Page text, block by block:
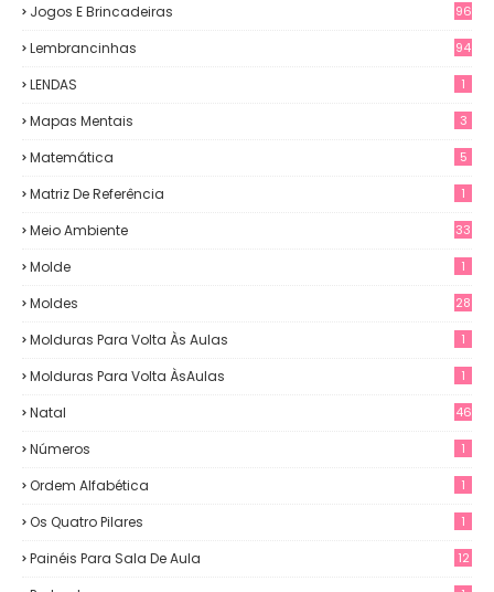
Jogos E Brincadeiras 96
Lembrancinhas 94
LENDAS 1
Mapas Mentais 3
Matemática 5
Matriz De Referência 1
Meio Ambiente 33
Molde 1
Moldes 28
Molduras Para Volta Às Aulas 1
Molduras Para Volta ÀsAulas 1
Natal 46
Números 1
Ordem Alfabética 1
Os Quatro Pilares 1
Painéis Para Sala De Aula
12